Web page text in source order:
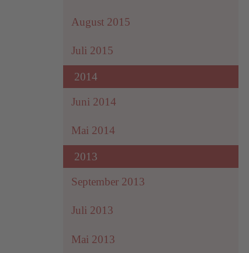
August 2015
Juli 2015
2014
Juni 2014
Mai 2014
2013
September 2013
Juli 2013
Mai 2013